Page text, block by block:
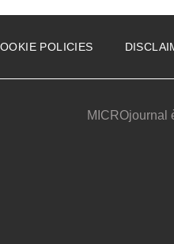
POLICIES
MICROjournal